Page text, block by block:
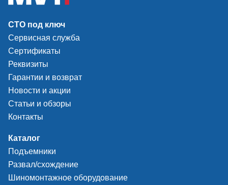
СТО под ключ
Сервисная служба
Сертификаты
Реквизиты
Гарантии и возврат
Новости и акции
Статьи и обзоры
Контакты
Каталог
Подъемники
Развал/схождение
Шиномонтажное оборудование